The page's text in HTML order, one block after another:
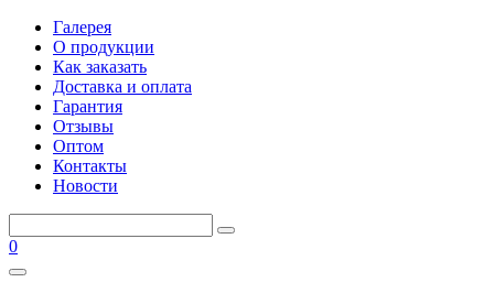
Галерея
О продукции
Как заказать
Доставка и оплата
Гарантия
Отзывы
Оптом
Контакты
Новости
0